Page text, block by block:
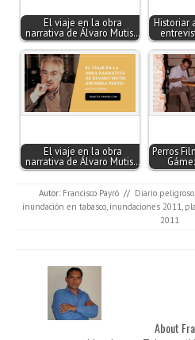
El viaje en la obra
narrativa de Álvaro Mutis…
Historiar
El viaje en la obra
narrativa de Álvaro Mutis…
Perros
Autor: Francisco Payró // Diario peligroso,
inundación en tabasco, inundaciones 2011,
2011
About